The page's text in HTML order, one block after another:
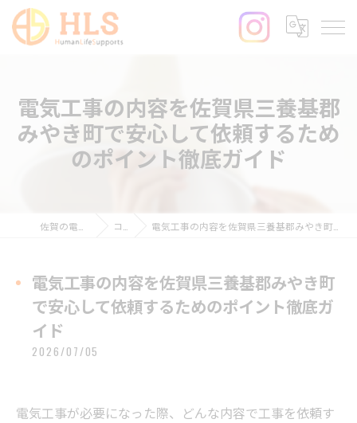
電気工事の内容を佐賀県三養基郡
みやき町で安心して依頼するため
のポイント徹底ガイド
コラム 電気工事の内容を佐賀県三養基郡みやき町で安心して依頼するためのポイント徹底ガイド
電気工事の内容を佐賀県三養基郡みやき町
で安心して依頼するためのポイント徹底ガ
イド
2026/07/05
電気工事が必要になった際、どんな内容で工事を依頼す